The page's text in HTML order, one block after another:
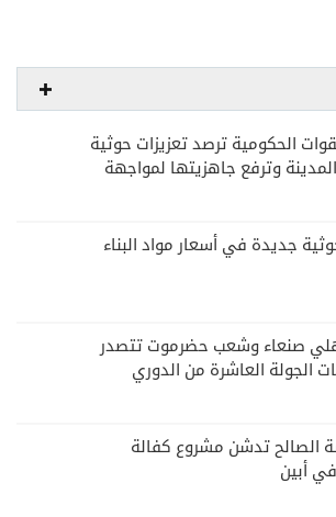
الحكومية ترصد تعزيزات حوثية
وترفع جاهزيتها لمواجهة
جديدة في أسعار مواد البناء
صنعاء وشعب حضرموت تتصدر
الجولة العاشرة من الدوري
الصالح تدشن مشروع كفالة
في أبين